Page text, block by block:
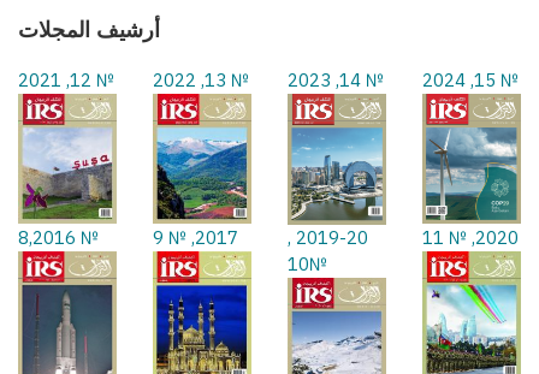
أرشيف المجلات
№ 15, 2024
№ 14, 2023
№ 13, 2022
№ 12, 2021
2020, № 11
2019-20 ,
№10
2017, № 9
№ 8,2016